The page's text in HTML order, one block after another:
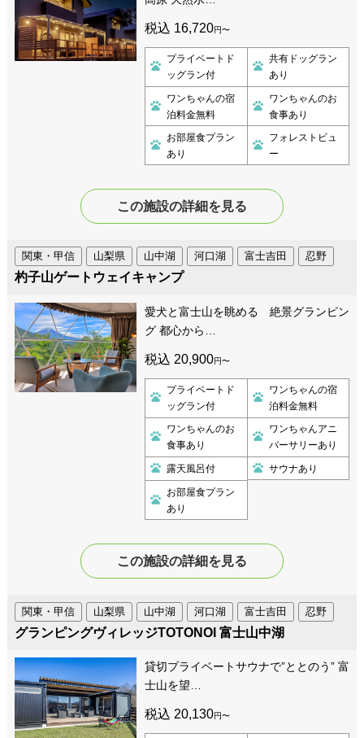
税込 16,720円〜
プライベートド
ッグラン付
共有ドッグラン
あり
ワンちゃんの宿
泊料金無料
ワンちゃんのお
食事あり
お部屋食プラン
あり
フォレストビュ
ー
この施設の詳細を見る
富士吉田 忍野
関東・甲信 山梨県 山中湖 河口湖
杓子山ゲートウェイキャンプ
愛犬と富士山を眺める 絶景グランピン
グ 都心から…
税込 20,900円〜
プライベートド
ッグラン付
ワンちゃんの宿
泊料金無料
ワンちゃんのお
食事あり
ワンちゃんアニ
バーサリーあり
露天風呂付 サウナあり
お部屋食プラン
あり
この施設の詳細を見る
富士吉田 忍野
関東・甲信 山梨県 山中湖 河口湖
グランピングヴィレッジTOTONOI 富士山中湖
貸切プライベートサウナで”ととのう” 富
士山を望…
税込 20,130円〜